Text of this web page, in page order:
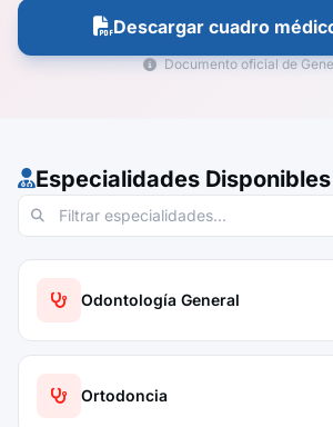
Descargar cuadro
Documento oficial de
Especialidades Disponibles
Odontología General
Ortodoncia